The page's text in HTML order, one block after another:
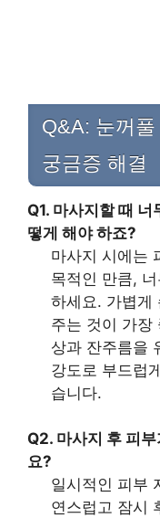
Q&A: 눈꺼
궁금증 해결
Q1. 마사지할 때
떻게 해야 하죠?
마사지 시에는
목적인 만큼,
하세요. 가볍게
주는 것이 가장
상과 잔주름을
강도로 부드럽
습니다.
Q2. 마사지 후 피
요?
일시적인 피부
연스럽고 잠시